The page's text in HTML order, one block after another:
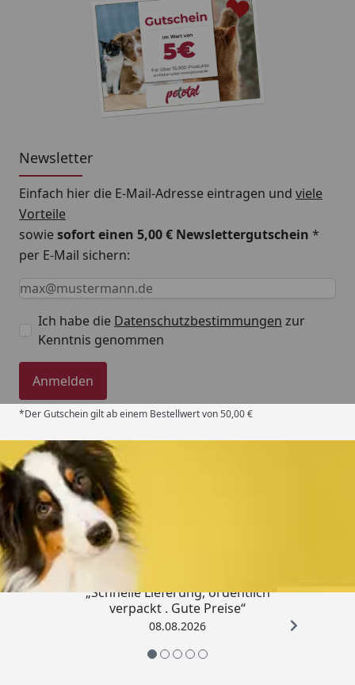
Newsletter
Einfach hier die E-Mail-Adresse eintragen und viele
Vorteile
sowiesofort einen 5,00 € Newslettergutschein *
per E-Mail sichern:
Keine Eingabe erforderlich
Eingabe erforderlich
E-Mail *
Ich habe die Datenschutzbestimmungen zur
Kenntnis genommen
Anmelden
*Der Gutschein gilt ab einem Bestellwert von 50,00 €
Trusted Shops
„Schnelle Lieferung, ordentlich
verpackt . Gute Preise“
08.08.2026